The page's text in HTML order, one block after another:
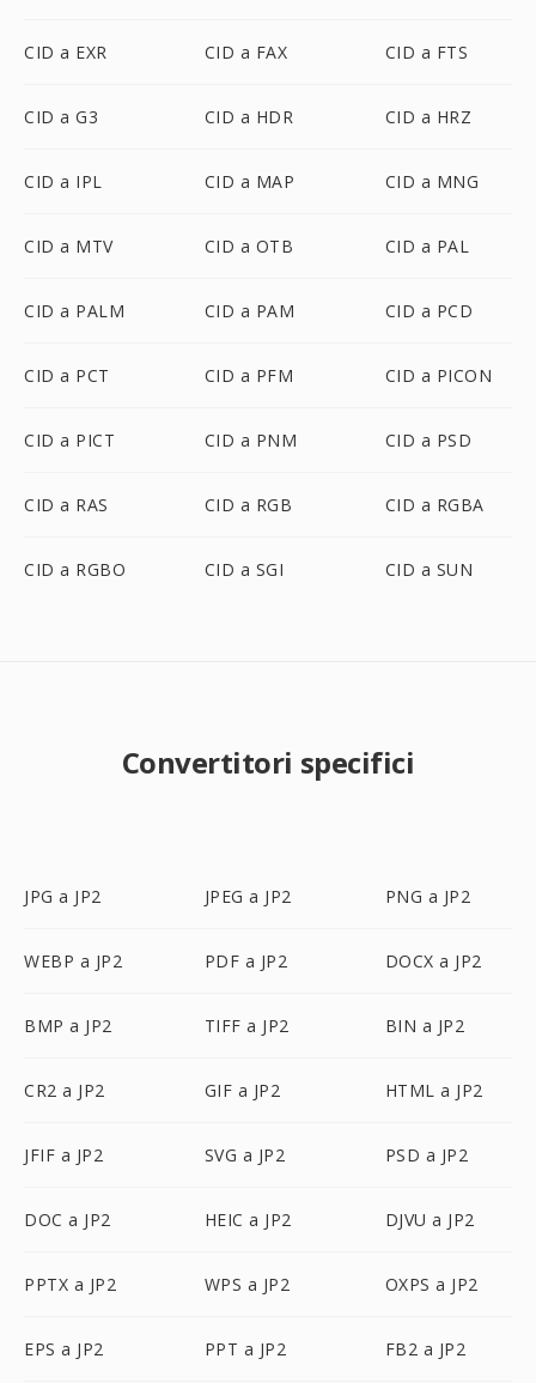
CID a EXR CID a FAX CID a FTS
CID a G3 CID a HDR CID a HRZ
CID a IPL CID a MAP CID a MNG
CID a MTV CID a OTB CID a PAL
CID a PALM CID a PAM CID a PCD
CID a PCT CID a PFM CID a PICON
CID a PICT CID a PNM CID a PSD
CID a RAS CID a RGB CID a RGBA
CID a RGBO CID a SGI CID a SUN
Convertitori specifici
JPG a JP2 JPEG a JP2 PNG a JP2
WEBP a JP2 PDF a JP2 DOCX a JP2
BMP a JP2 TIFF a JP2 BIN a JP2
CR2 a JP2 GIF a JP2 HTML a JP2
JFIF a JP2 SVG a JP2 PSD a JP2
DOC a JP2 HEIC a JP2 DJVU a JP2
PPTX a JP2 WPS a JP2 OXPS a JP2
EPS a JP2 PPT a JP2 FB2 a JP2